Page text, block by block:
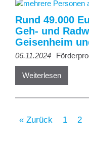
Rund 49.000
Geh- und
Geisenheim
06.11.2024
Weiterlesen
« Zurück 1 2